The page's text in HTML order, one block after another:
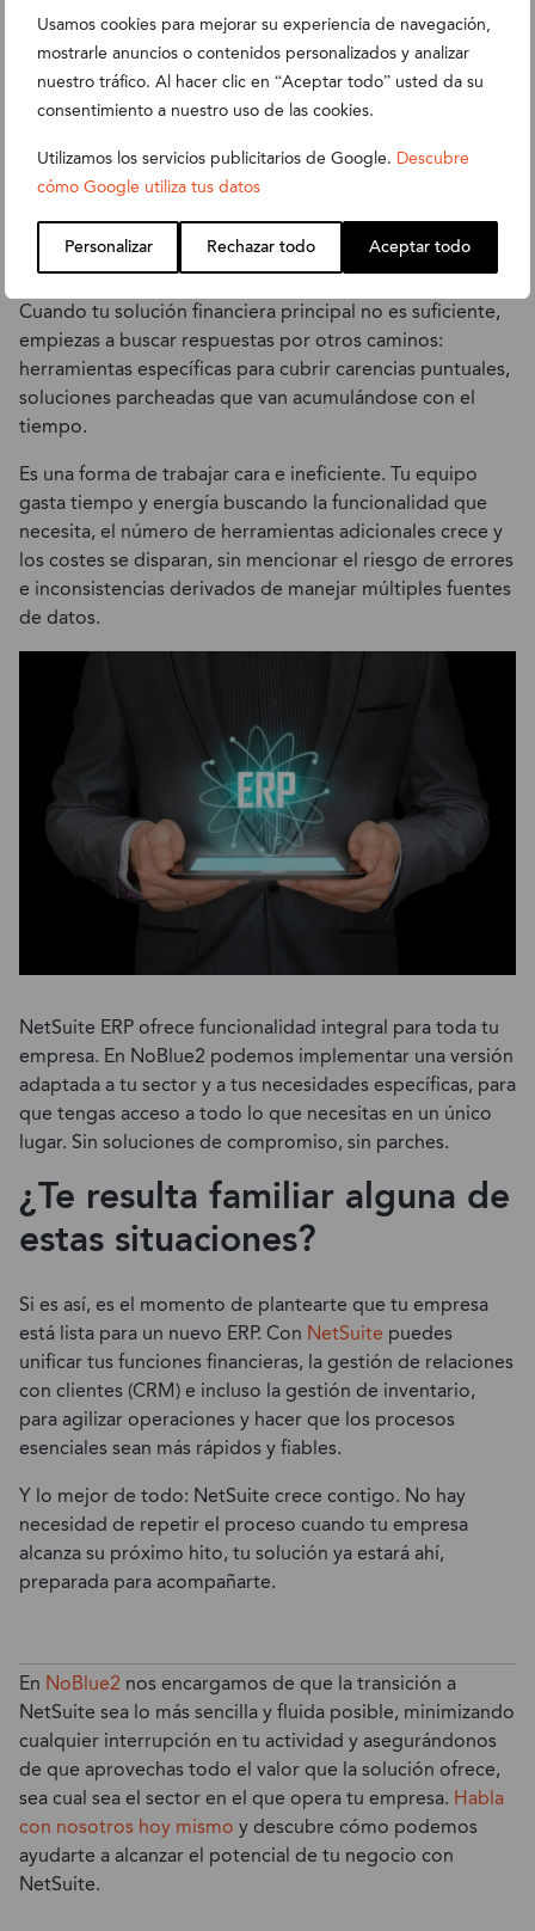
Usamos cookies para mejorar su experiencia de navegación,
mostrarle anuncios o contenidos personalizados y analizar
nuestro tráfico. Al hacer clic en “Aceptar todo” usted da su
consentimiento a nuestro uso de las cookies.
Utilizamos los servicios publicitarios de Google. Descubre
cómo Google utiliza tus datos
Personalizar Rechazar todo Aceptar todo
cada uno trabajaba desde una fuente de información
distinta y contradictoria.
7. Acumulas herramientas
adicionales o recurres
constantemente a soluciones
provisionales
Cuando tu solución financiera principal no es suficiente,
empiezas a buscar respuestas por otros caminos:
herramientas específicas para cubrir carencias puntuales,
soluciones parcheadas que van acumulándose con el
tiempo.
Es una forma de trabajar cara e ineficiente. Tu equipo
gasta tiempo y energía buscando la funcionalidad que
necesita, el número de herramientas adicionales crece y
los costes se disparan, sin mencionar el riesgo de errores
e inconsistencias derivados de manejar múltiples fuentes
de datos.
NetSuite ERP ofrece funcionalidad integral para toda tu
empresa. En NoBlue2 podemos implementar una versión
adaptada a tu sector y a tus necesidades específicas, para
que tengas acceso a todo lo que necesitas en un único
lugar. Sin soluciones de compromiso, sin parches.
¿Te resulta familiar alguna de
estas situaciones?
Si es así, es el momento de plantearte que tu empresa
está lista para un nuevo ERP. Con NetSuite puedes
unificar tus funciones financieras, la gestión de relaciones
con clientes (CRM) e incluso la gestión de inventario,
para agilizar operaciones y hacer que los procesos
esenciales sean más rápidos y fiables.
Y lo mejor de todo: NetSuite crece contigo. No hay
necesidad de repetir el proceso cuando tu empresa
alcanza su próximo hito, tu solución ya estará ahí,
preparada para acompañarte.
En NoBlue2 nos encargamos de que la transición a
NetSuite sea lo más sencilla y fluida posible, minimizando
cualquier interrupción en tu actividad y asegurándonos
de que aprovechas todo el valor que la solución ofrece,
sea cual sea el sector en el que opera tu empresa. Habla
con nosotros hoy mismo y descubre cómo podemos
ayudarte a alcanzar el potencial de tu negocio con
NetSuite.